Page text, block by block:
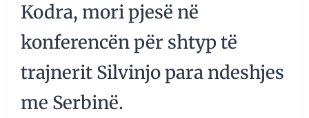
Kodra, mori pjesë në
konferencën për shtyp të
trajnerit Silvinjo para ndeshjes
me Serbinë.